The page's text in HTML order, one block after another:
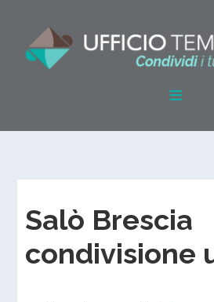
Salò Brescia
condivisione